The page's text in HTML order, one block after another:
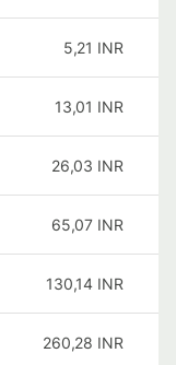
5,21 INR
13,01 INR
26,03 INR
65,07 INR
130,14 INR
260,28 INR